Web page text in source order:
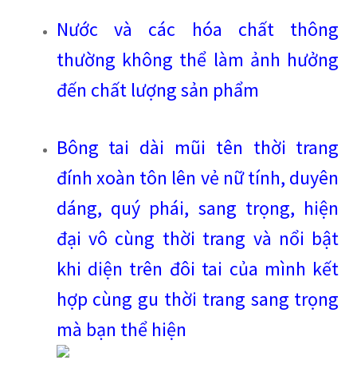
Nước và các hóa chất thông
thường không thể làm ảnh hưởng
đến chất lượng sản phẩm
Bông tai dài mũi tên thời trang
đính xoàn tôn lên vẻ nữ tính, duyên
dáng, quý phái, sang trọng, hiện
đại vô cùng thời trang và nổi bật
khi diện trên đôi tai của mình kết
hợp cùng gu thời trang sang trọng
mà bạn thể hiện